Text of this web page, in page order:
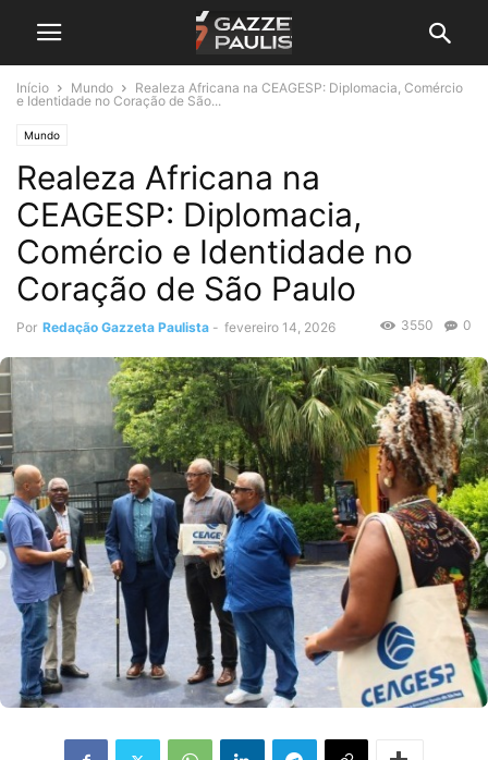
Início Mundo
Realeza Africana na CEAGESP: Diplomacia, Comércio
e Identidade no Coração de São...
Mundo
Realeza Africana na
CEAGESP: Diplomacia,
Comércio e Identidade no
Coração de São Paulo
Por Redação Gazzeta Paulista - fevereiro 14, 2026 0
3550